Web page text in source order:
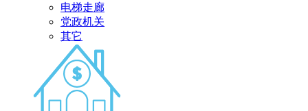
电梯走廊
党政机关
其它